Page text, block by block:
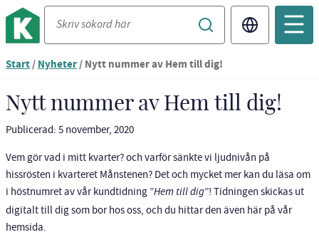
Translate
Du
nu
vid
innehållet
Start/Nyheter/Nytt nummer av Hem till dig!
Nytt nummer av Hem till dig!
Publicerad: 5 november, 2020
Vem gör vad i mitt kvarter? och varför sänkte vi ljudnivån på
hissrösten i kvarteret Månstenen? Det och mycket mer kan du läsa om
i höstnumret av vår kundtidning ”Hem till dig”! Tidningen skickas ut
digitalt till dig som bor hos oss, och du hittar den även här på vår
hemsida.